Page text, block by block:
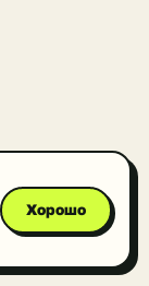
Хорошо